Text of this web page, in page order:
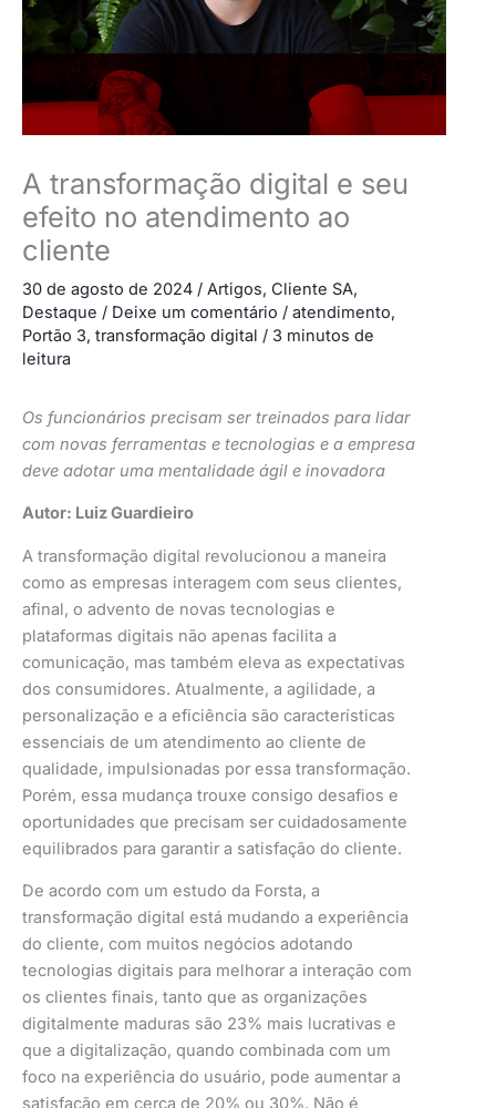
A transformação digital e seu
efeito no atendimento ao
cliente
30 de agosto de 2024 / Artigos, Cliente SA,
Destaque / Deixe um comentário / atendimento,
Portão 3, transformação digital / 3 minutos de
leitura
Os funcionários precisam ser treinados para lidar
com novas ferramentas e tecnologias e a empresa
deve adotar uma mentalidade ágil e inovadora
Autor: Luiz Guardieiro
A transformação digital revolucionou a maneira
como as empresas interagem com seus clientes,
afinal, o advento de novas tecnologias e
plataformas digitais não apenas facilita a
comunicação, mas também eleva as expectativas
dos consumidores. Atualmente, a agilidade, a
personalização e a eficiência são características
essenciais de um atendimento ao cliente de
qualidade, impulsionadas por essa transformação.
Porém, essa mudança trouxe consigo desafios e
oportunidades que precisam ser cuidadosamente
equilibrados para garantir a satisfação do cliente.
De acordo com um estudo da Forsta, a
transformação digital está mudando a experiência
do cliente, com muitos negócios adotando
tecnologias digitais para melhorar a interação com
os clientes finais, tanto que as organizações
digitalmente maduras são 23% mais lucrativas e
que a digitalização, quando combinada com um
foco na experiência do usuário, pode aumentar a
satisfação em cerca de 20% ou 30%​. Não é